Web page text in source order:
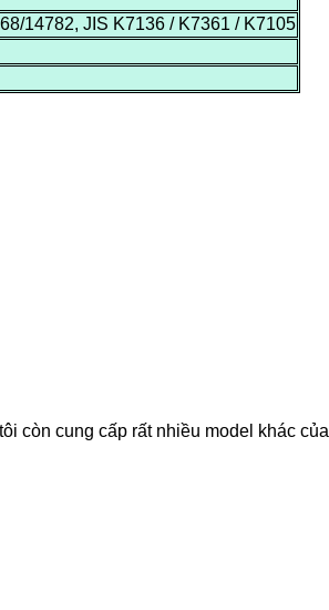
14782, JIS K7136 / K7361 / K7105
còn cung cấp rất nhiều model khác của